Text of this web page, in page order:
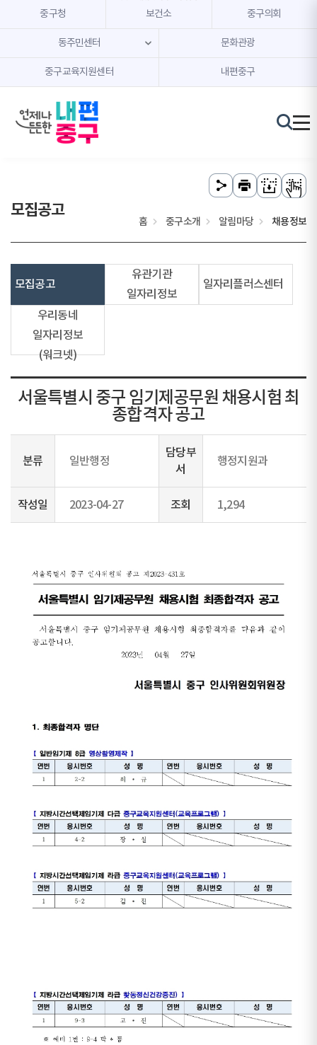
본문 내용 바로가기
주메뉴 바로가기
중구청 보건소 중구의회
동주민센터 문화관광
중구교육지원센터 내편중구
모집공고
홈 중구소개 알림마당 채용정보
모집공고
유관기관
일자리정보
일자리플러스센터
우리동네
일자리정보
(워크넷)
서울특별시 중구 임기제공무원 채용시험 최
종합격자 공고
분류 일반행정
담당부
서
행정지원과
작성일 2023-04-27 조회 1,294